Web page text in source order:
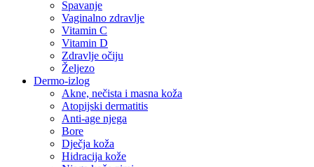
Spavanje
Vaginalno zdravlje
Vitamin C
Vitamin D
Zdravlje očiju
Željezo
Dermo-izlog
Akne, nečista i masna koža
Atopijski dermatitis
Anti-age njega
Bore
Dječja koža
Hidracija kože